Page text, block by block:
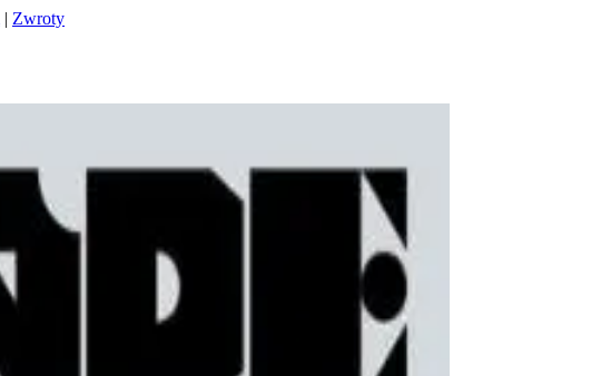
| Zwroty